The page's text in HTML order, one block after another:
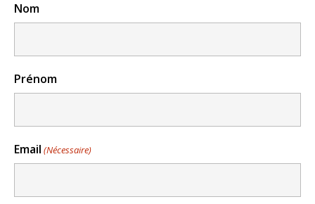
Nom
Prénom
Email (Nécessaire)